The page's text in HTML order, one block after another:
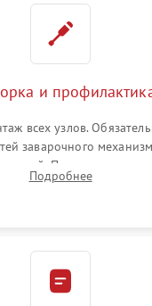
и
всех узлов.
заварочного
Проведение
очистки системы от
Подробнее